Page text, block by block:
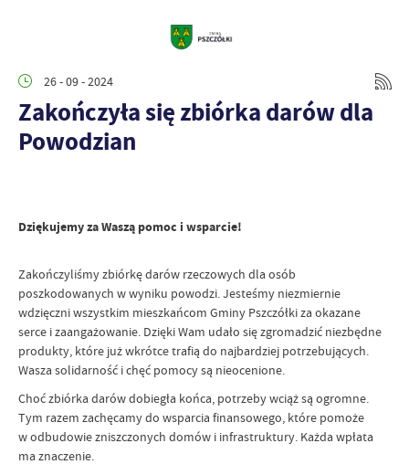
26 - 09 - 2024
Zakończyła się zbiórka darów dla
Powodzian
Dziękujemy za Waszą pomoc i wsparcie!
Zakończyliśmy zbiórkę darów rzeczowych dla osób
poszkodowanych w wyniku powodzi. Jesteśmy niezmiernie
wdzięczni wszystkim mieszkańcom Gminy Pszczółki za okazane
serce i zaangażowanie. Dzięki Wam udało się zgromadzić niezbędne
produkty, które już wkrótce trafią do najbardziej potrzebujących.
Wasza solidarność i chęć pomocy są nieocenione.
Choć zbiórka darów dobiegła końca, potrzeby wciąż są ogromne.
Tym razem zachęcamy do wsparcia finansowego, które pomoże
w odbudowie zniszczonych domów i infrastruktury. Każda wpłata
ma znaczenie.